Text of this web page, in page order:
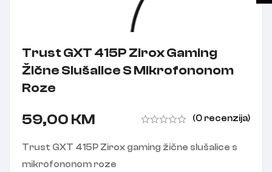
Trust GXT 415P Zirox Gaming
Žične Slušalice S Mikrofononom
Roze
59,00 KM (0 recenzija)
Trust GXT 415P Zirox gaming žične slušalice s
mikrofononom roze